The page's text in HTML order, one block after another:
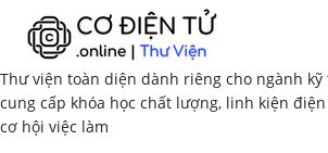
Thư viện toàn diện dành riêng cho ngành
cung cấp khóa học chất lượng, linh kiện
cơ hội việc làm